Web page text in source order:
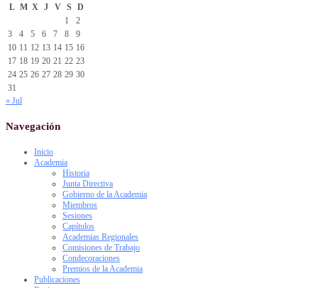
L M X J V S
D
1
2
3
4 5 6 7 8
9
10 11 12 13 14 15 16
17 18 19 20 21 22 23
24 25 26 27 28 29 30
31
« Jul
Navegación
Inicio
Academia
Historia
Junta Directiva
Gobierno de la Academia
Miembros
Sesiones
Capítulos
Academias Regionales
Comisiones de Trabajo
Condecoraciones
Premios de la Academia
Publicaciones